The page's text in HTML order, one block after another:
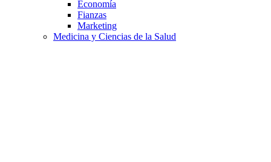
Economía
Fianzas
Marketing
Medicina y Ciencias de la Salud